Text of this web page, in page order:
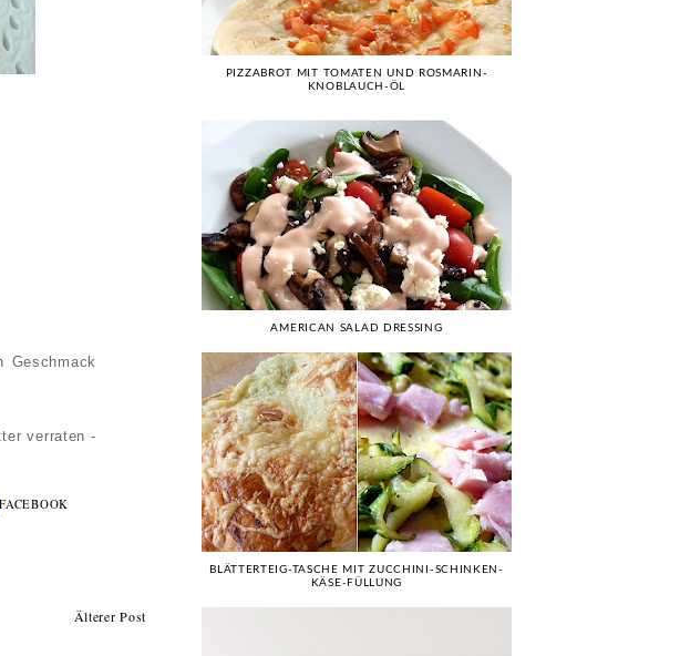
Geschmack
verraten -
Älterer Post
PIZZABROT MIT TOMATEN UND ROSMARIN-
KNOBLAUCH-ÖL
AMERICAN SALAD DRESSING
BLÄTTERTEIG-TASCHE MIT ZUCCHINI-SCHINKEN-
KÄSE-FÜLLUNG